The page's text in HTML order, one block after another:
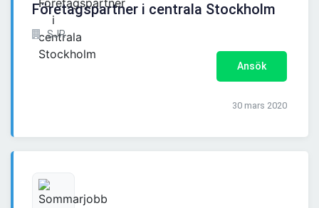
Företagspartner i centrala Stockholm
SJR
Ansök
30 mars 2020